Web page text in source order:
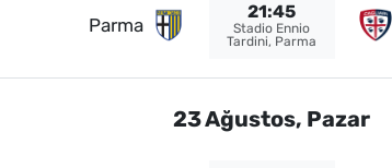
Parma
21:45
Stadio Ennio
Tardini, Parma
23 Ağustos, Pazar